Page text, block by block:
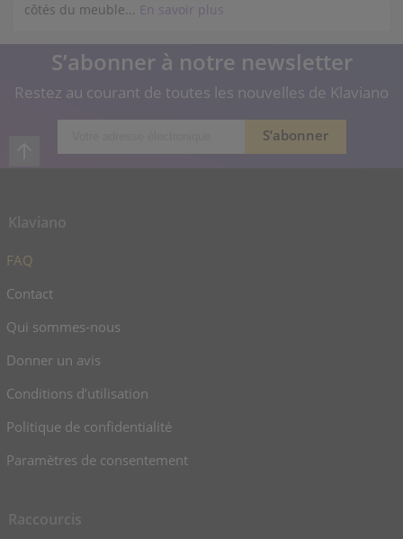
côtés du meuble... En savoir plus
S’abonner à notre newsletter
Restez au courant de toutes les nouvelles de Klaviano
FAQ
Contact
Qui sommes-nous
Donner un avis
Conditions d’utilisation
Politique de confidentialité
Paramètres de consentement